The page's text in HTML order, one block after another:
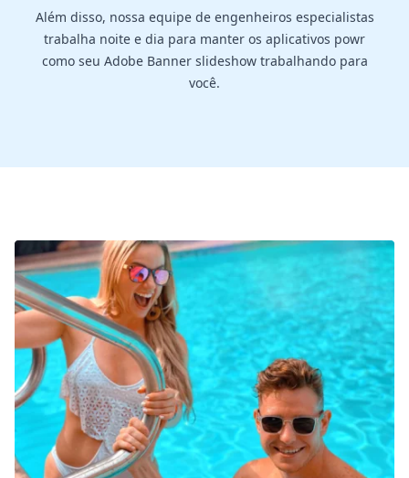
Além disso, nossa equipe de engenheiros especialistas
trabalha noite e dia para manter os aplicativos powr
como seu Adobe Banner slideshow trabalhando para
você.